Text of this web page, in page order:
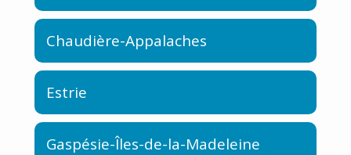
Chaudière-Appalaches
Estrie
Gaspésie-Îles-de-la-Madeleine